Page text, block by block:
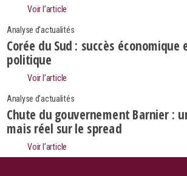
Voir l’article
Analyse d'actualités
Corée du Sud : succès économique
politique
Voir l’article
Analyse d'actualités
Chute du gouvernement Barnier :
mais réel sur le spread
Voir l’article
Search